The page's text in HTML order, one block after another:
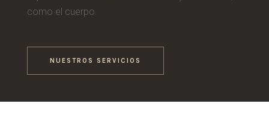
como el cuerpo.
NUESTROS SERVICIOS